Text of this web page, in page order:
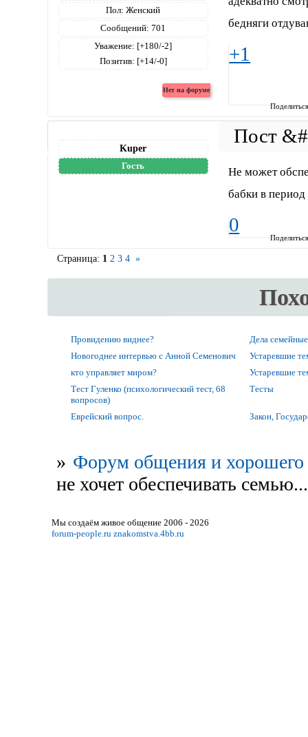
Пол: Женский
Сообщений: 701
Уважение: [+180/-2]
Позитив: [+14/-0]
бедняги
+1
Kuper
Гость
Не может
бабки в
0
Страница: 1 2 3 4 »
Провидению виднее?
Дела
Новогоднее интервью с Анной Семенович
Устаревшие
кто управляет миром?
Устаревшие
Тест Гуленко (психологический тест, 68
вопросов)
Тесты
Еврейский вопрос. Закон,
» Форум общения и хорошего
не хочет обеспечивать семью...
Мы создаём живое общение 2006 - 2026
forum-people.ru znakomstva.4bb.ru